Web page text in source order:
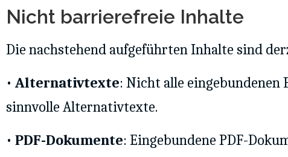
Nicht barrierefreie Inhalte
Die nachstehend aufgeführten Inhalte sind
• Alternativtexte: Nicht alle eingebundenen
sinnvolle Alternativtexte.
• PDF-Dokumente: Eingebundene PDF-